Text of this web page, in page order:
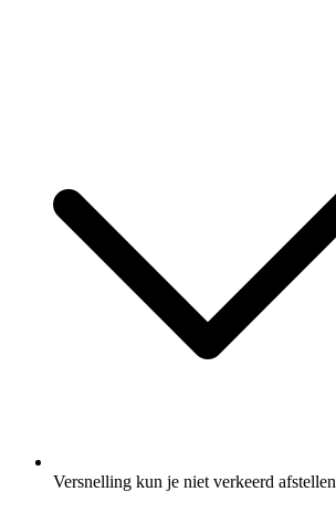
Versnelling kun je niet verkeerd afstellen